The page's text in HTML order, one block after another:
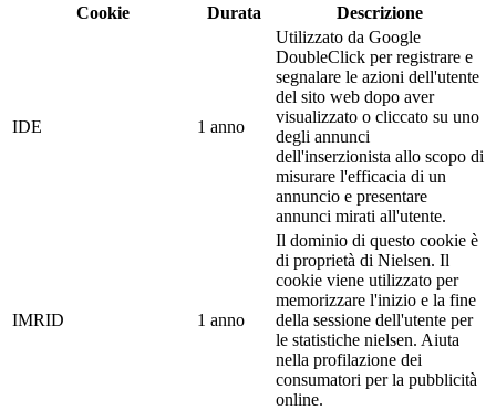
Cookie
Durata Descrizione
IDE 1 anno
Utilizzato da Google
DoubleClick per registrare e
segnalare le azioni dell'utente
del sito web dopo aver
visualizzato o cliccato su uno
degli annunci
dell'inserzionista allo scopo di
misurare l'efficacia di un
annuncio e presentare
annunci mirati all'utente.
IMRID 1 anno
Il dominio di questo cookie è
di proprietà di Nielsen. Il
cookie viene utilizzato per
memorizzare l'inizio e la fine
della sessione dell'utente per
le statistiche nielsen. Aiuta
nella profilazione dei
consumatori per la pubblicità
online.